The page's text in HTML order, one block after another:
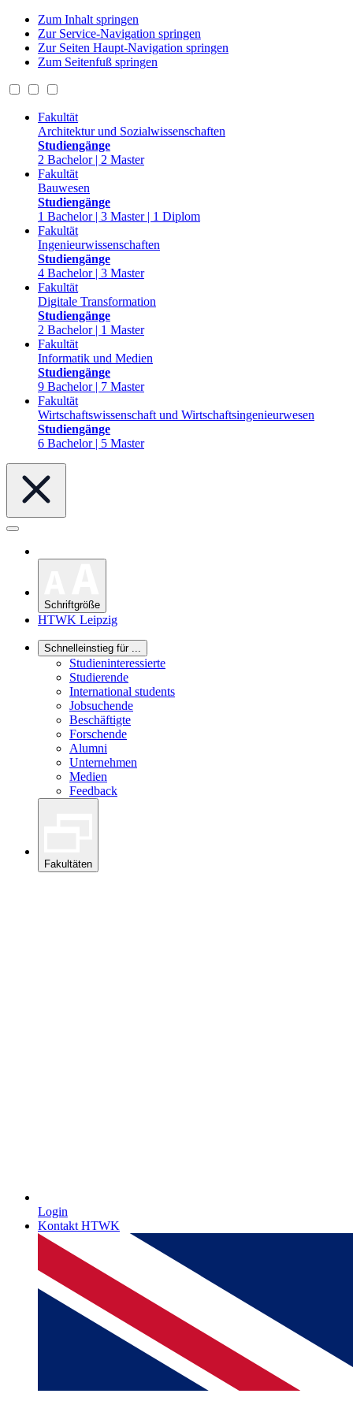
Zum Inhalt springen
Zur Service-Navigation springen
Zur Seiten Haupt-Navigation springen
Zum Seitenfuß springen
Fakultät
Architektur und Sozialwissenschaften
Studiengänge
2 Bachelor | 2 Master
Fakultät
Bauwesen
Studiengänge
1 Bachelor | 3 Master | 1 Diplom
Fakultät
Ingenieurwissenschaften
Studiengänge
4 Bachelor | 3 Master
Fakultät
Digitale Transformation
Studiengänge
2 Bachelor | 1 Master
Fakultät
Informatik und Medien
Studiengänge
9 Bachelor | 7 Master
Fakultät
Wirtschaftswissenschaft und Wirtschaftsingenieurwesen
Studiengänge
6 Bachelor | 5 Master
Schriftgröße
HTWK Leipzig
Schnelleinstieg für ...
Studieninteressierte
Studierende
International students
Jobsuchende
Beschäftigte
Forschende
Alumni
Unternehmen
Medien
Feedback
Fakultäten
Login
Kontakt HTWK